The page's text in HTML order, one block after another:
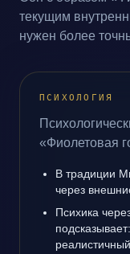
текущим
нужен более
ПСИХОЛОГИЯ
«Фиолетовая
В традиции
через
Психика